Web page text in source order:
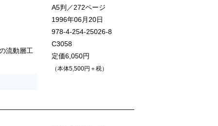
流動層工
A5判／272ページ
1996年06月20日
978-4-254-25026-8
C3058
定価6,050円
（本体5,500円＋税）